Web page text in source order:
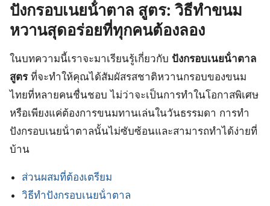
ปังกรอบเนยน้ําตาล สูตร: วิธีทำขนม
หวานสุดอร่อยที่ทุกคนต้องลอง
ในบทความนี้เราจะมาเรียนรู้เกี่ยวกับ ปังกรอบเนยน้ําตาล
สูตรที่จะทำให้คุณได้สัมผัสรสชาติหวานกรอบของขนม
ไทยที่หลายคนชื่นชอบ ไม่ว่าจะเป็นการทำในโอกาสพิเศษ
หรือเพียงแค่ต้องการขนมทานเล่นในวันธรรมดา การทำ
ปังกรอบเนยน้ําตาลนั้นไม่ซับซ้อนและสามารถทำได้ง่ายที่
บ้าน
ส่วนผสมที่ต้องเตรียม
วิธีทำปังกรอบเนยน้ําตาล